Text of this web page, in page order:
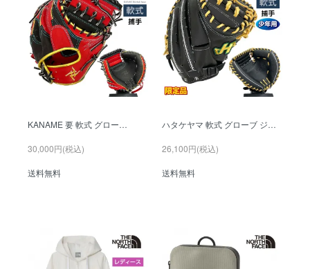
KANAME 要 軟式 グロー…
30,000円(税込)
送料無料
ハタケヤマ 軟式 グローブ ジ…
26,100円(税込)
送料無料